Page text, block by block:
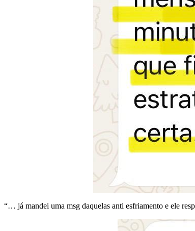
“… já mandei uma msg daquelas anti esfriamento e ele